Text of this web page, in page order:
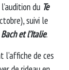
du Te
suivi le
Bach et l’Italie.
de ces